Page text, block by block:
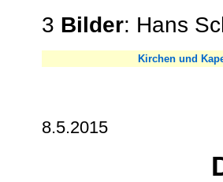
3 Bilder: Hans
Kirchen und
8.5.2015